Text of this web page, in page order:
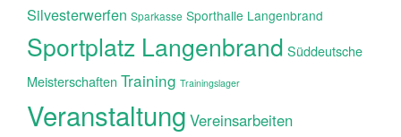
Silvesterwerfen Sparkasse Sporthalle Langenbrand
Sportplatz Langenbrand Süddeutsche
Meisterschaften Training Trainingslager
Veranstaltung Vereinsarbeiten